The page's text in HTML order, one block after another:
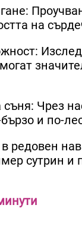
на
Чрез
и по-
редовен
сутрин и